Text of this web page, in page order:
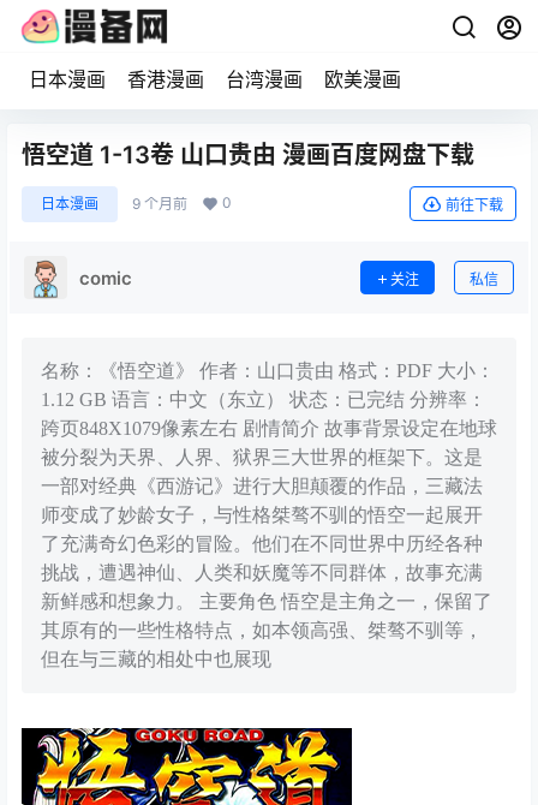
日本漫画 香港漫画 台湾漫画 欧美漫画
悟空道 1-13卷 山口贵由 漫画百度网盘下载
日本漫画 9 个月前 0 前往下载
comic 关注 私信
名称：《悟空道》 作者：山口贵由 格式：PDF 大小：
1.12 GB 语言：中文（东立） 状态：已完结 分辨率：
跨页848X1079像素左右 剧情简介 故事背景设定在地球
被分裂为天界、人界、狱界三大世界的框架下。这是
一部对经典《西游记》进行大胆颠覆的作品，三藏法
师变成了妙龄女子，与性格桀骜不驯的悟空一起展开
了充满奇幻色彩的冒险。他们在不同世界中历经各种
挑战，遭遇神仙、人类和妖魔等不同群体，故事充满
新鲜感和想象力。 主要角色 悟空是主角之一，保留了
其原有的一些性格特点，如本领高强、桀骜不驯等，
但在与三藏的相处中也展现